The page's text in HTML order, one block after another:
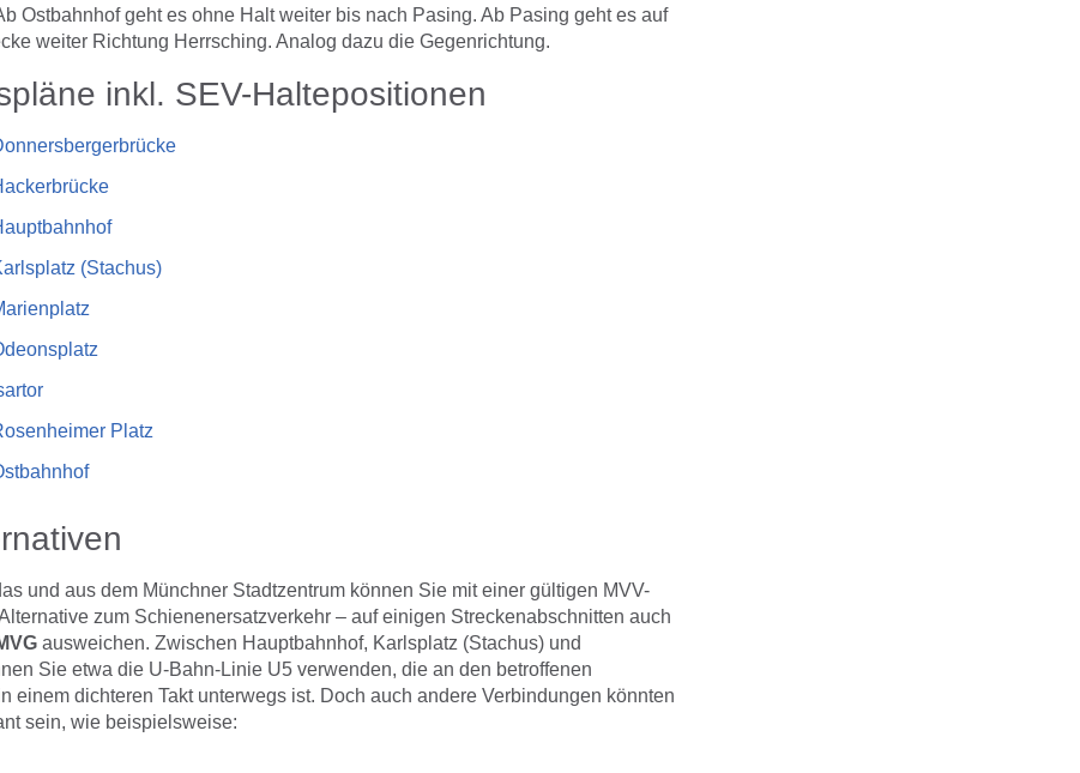
Ostbahnhof geht es ohne Halt weiter bis nach Pasing. Ab Pasing geht es auf
weiter Richtung Herrsching. Analog dazu die Gegenrichtung.
inkl. SEV-Haltepositionen
(Stachus)
Platz
und aus dem Münchner Stadtzentrum können Sie mit einer gültigen MVV-
zum Schienenersatzverkehr – auf einigen Streckenabschnitten auch
ausweichen. Zwischen Hauptbahnhof, Karlsplatz (Stachus) und
Sie etwa die U-Bahn-Linie U5 verwenden, die an den betroffenen
einem dichteren Takt unterwegs ist. Doch auch andere Verbindungen könnten
sein, wie beispielsweise: